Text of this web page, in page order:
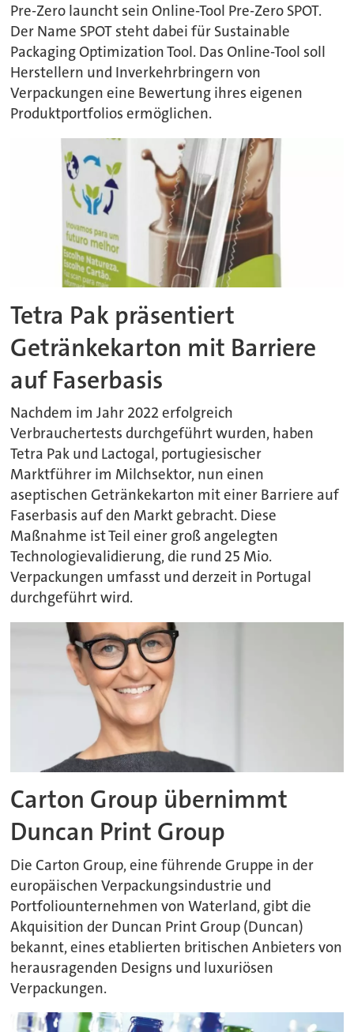
Pre-Zero launcht sein Online-Tool Pre-Zero SPOT.
Der Name SPOT steht dabei für Sustainable
Packaging Optimization Tool. Das Online-Tool soll
Herstellern und Inverkehrbringern von
Verpackungen eine Bewertung ihres eigenen
Produktportfolios ermöglichen.
Tetra Pak präsentiert
Getränkekarton mit Barriere
auf Faserbasis
Nachdem im Jahr 2022 erfolgreich
Verbrauchertests durchgeführt wurden, haben
Tetra Pak und Lactogal, portugiesischer
Marktführer im Milchsektor, nun einen
aseptischen Getränkekarton mit einer Barriere auf
Faserbasis auf den Markt gebracht. Diese
Maßnahme ist Teil einer groß angelegten
Technologievalidierung, die rund 25 Mio.
Verpackungen umfasst und derzeit in Portugal
durchgeführt wird.
Carton Group übernimmt
Duncan Print Group
Die Carton Group, eine führende Gruppe in der
europäischen Verpackungsindustrie und
Portfoliounternehmen von Waterland, gibt die
Akquisition der Duncan Print Group (Duncan)
bekannt, eines etablierten britischen Anbieters von
herausragenden Designs und luxuriösen
Verpackungen.